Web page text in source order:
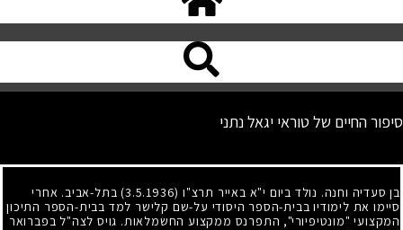
סיפור החיים של טוראי יגאל נתני
בן סעדיה וחנה. נולד ביום י"א באייר תרצ"ו (3.5.1936)
בתל-אביב. אחרי
סיימו את לימודיו בבית-הספר היסודי על-שם קלישר למד בבית-הספר התיכון
המקצועי "מונטיפיורי", התפרנס ממקצוע החשמלאות. גויס לצה"ל בפברואר